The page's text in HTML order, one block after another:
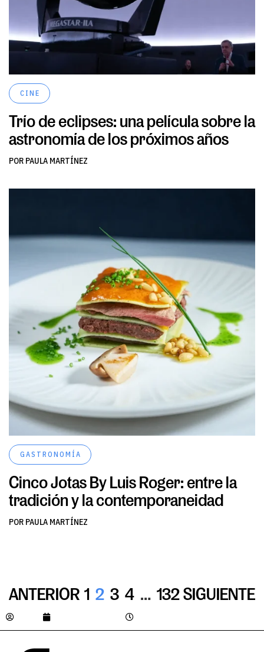
CINE
Trío de eclipses: una película sobre la
astronomía de los próximos años
POR PAULA MARTÍNEZ
GASTRONOMÍA
Cinco Jotas By Luis Roger: entre la
tradición y la contemporaneidad
POR PAULA MARTÍNEZ
ANTERIOR 1 2 3 4 … 132SIGUIENTE